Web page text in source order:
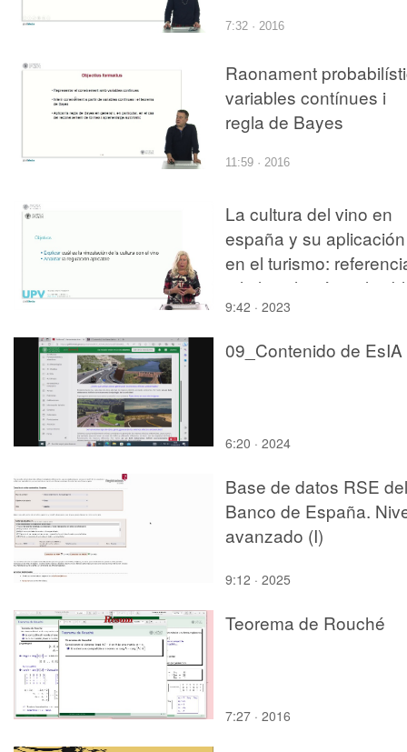
7:32 · 2016
Raonament
variables contínues i
regla de Bayes
11:59 · 2016
La cultura del vino en
españa y su aplicación
en el turismo:
a la legislación
9:42 · 2023
09_Contenido de EsIA
6:20 · 2024
Base de datos RSE del
Banco de España.
avanzado (I)
9:12 · 2025
Teorema de Rouché
7:27 · 2016